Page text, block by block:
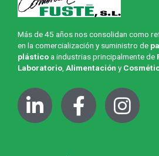
Más de 45 años nos consolidan como
en la comercialización y suministro de
plásticoa industrias principalmente de
Laboratorio, Alimentación y